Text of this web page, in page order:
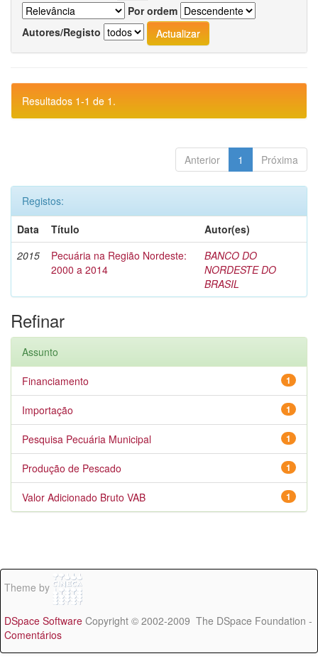
Por ordem
Autores/Registo
Resultados 1-1 de 1.
Anterior 1 Próxima
Registos:
Data
Título
Autor(es)
2015
Pecuária na Região Nordeste:
2000 a 2014
BANCO DO
NORDESTE DO
BRASIL
Refinar
Assunto
1
Financiamento
1
Importação
1
Pesquisa Pecuária Municipal
1
Produção de Pescado
1
Valor Adicionado Bruto VAB
Theme by
DSpace Software Copyright © 2002-2009 The DSpace Foundation -
Comentários